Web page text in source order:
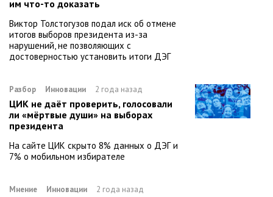
им что-то доказать
Виктор Толстогузов подал иск об отмене
итогов выборов президента из-за
нарушений, не позволяющих с
достоверностью установить итоги ДЭГ
Разбор Инновации 2 года назад
ЦИК не даёт проверить, голосовали
ли «мёртвые души» на выборах
президента
На сайте ЦИК скрыто 8% данных о ДЭГ и
7% о мобильном избирателе
Мнение Инновации 2 года назад